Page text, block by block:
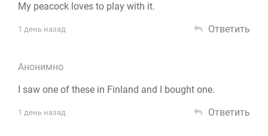
My peacock loves to play with it.
1 день назад Ответить
Анонимно
I saw one of these in Finland and I bought one.
1 день назад Ответить